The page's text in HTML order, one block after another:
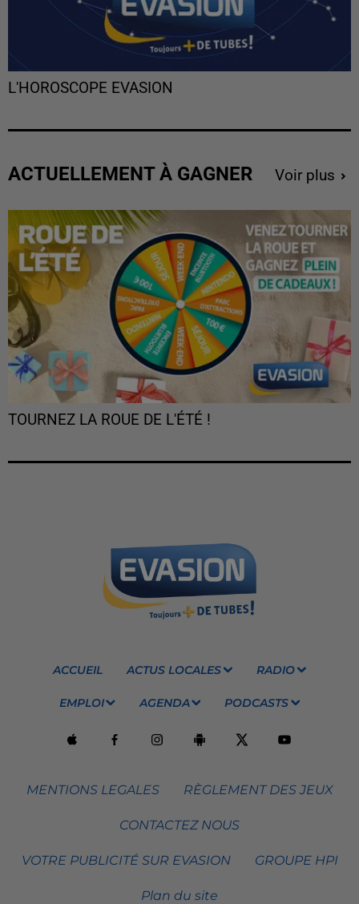
L'HOROSCOPE EVASION
ACTUELLEMENT À GAGNER Voir plus
TOURNEZ LA ROUE DE L'ÉTÉ !
ACCUEIL ACTUS LOCALES RADIO
EMPLOI AGENDA PODCASTS
MENTIONS LEGALES RÈGLEMENT DES JEUX
CONTACTEZ NOUS
VOTRE PUBLICITÉ SUR EVASION GROUPE HPI
Plan du site